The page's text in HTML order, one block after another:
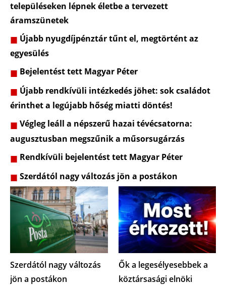
településeken lépnek életbe a tervezett
áramszünetek
Újabb nyugdíjpénztár tűnt el, megtörtént az
egyesülés
Bejelentést tett Magyar Péter
Újabb rendkívüli intézkedés jöhet: sok családot
érinthet a legújabb hőség miatti döntés!
Végleg leáll a népszerű hazai tévécsatorna:
augusztusban megszűnik a műsorsugárzás
Rendkívüli bejelentést tett Magyar Péter
Szerdától nagy változás jön a postákon
Szerdától nagy változás
jön a postákon
Ők a legesélyesebbek a
köztársasági elnöki